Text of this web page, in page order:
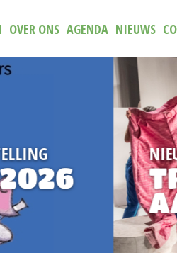
OVER ONS AGENDA NIEUWS